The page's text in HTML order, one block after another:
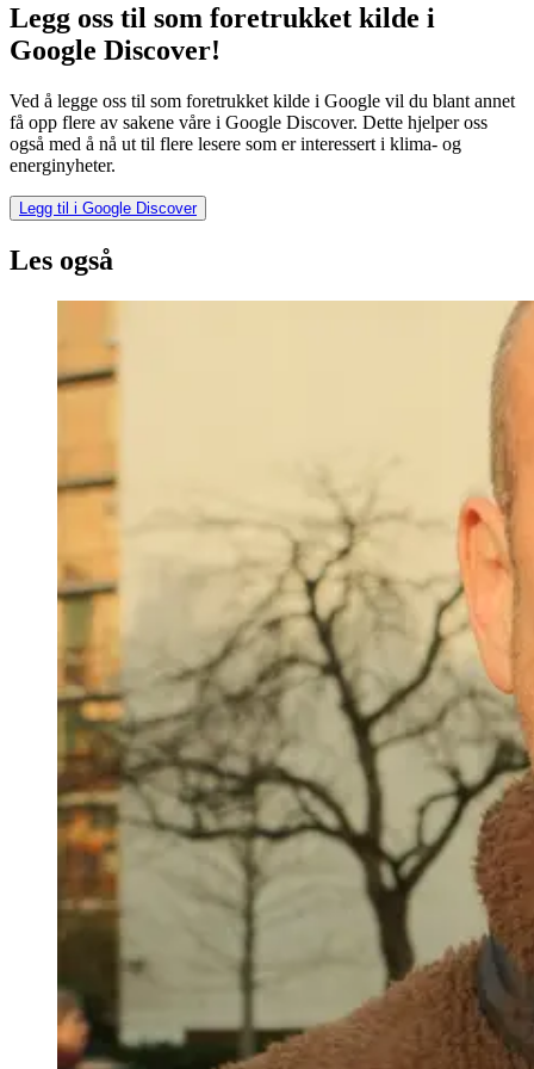
Legg oss til som foretrukket kilde i
Google Discover!
Ved å legge oss til som foretrukket kilde i Google vil du blant annet
få opp flere av sakene våre i Google Discover. Dette hjelper oss
også med å nå ut til flere lesere som er interessert i klima- og
energinyheter.
Legg til i Google Discover
Les også